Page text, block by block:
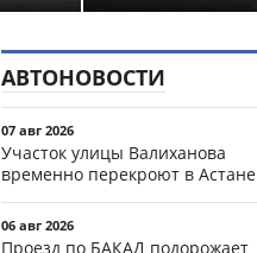
АВТОНОВОСТИ
07 авг 2026
Участок улицы Валиханова
временно перекроют в Астане
06 авг 2026
Проезд по БАКАД подорожает